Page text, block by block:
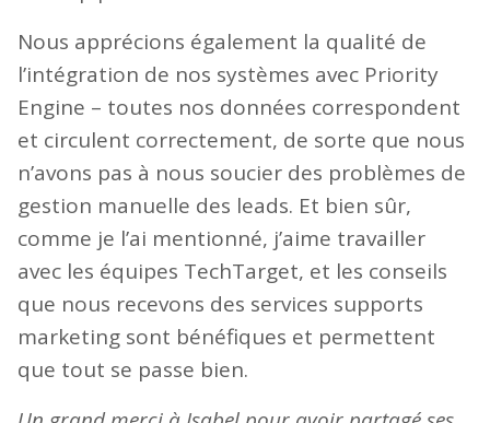
Nous apprécions également la qualité de
l’intégration de nos systèmes avec Priority
Engine – toutes nos données correspondent
et circulent correctement, de sorte que nous
n’avons pas à nous soucier des problèmes de
gestion manuelle des leads. Et bien sûr,
comme je l’ai mentionné, j’aime travailler
avec les équipes TechTarget, et les conseils
que nous recevons des services supports
marketing sont bénéfiques et permettent
que tout se passe bien.